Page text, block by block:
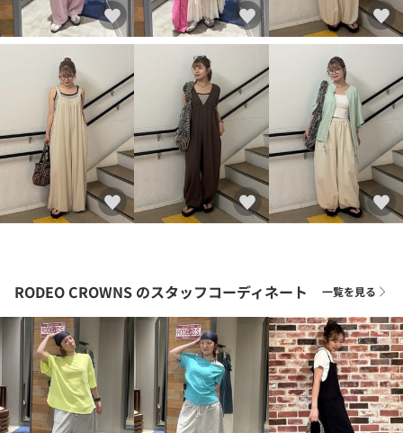
RODEO CROWNS のスタッフコーディネート 一覧を見る